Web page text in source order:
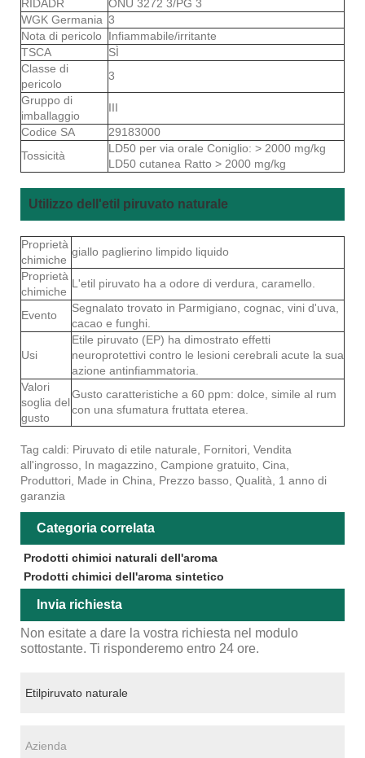
RIDADR
ONU 3272 3/PG 3
WGK Germania 3
Nota di pericolo
Infiammabile/irritante
TSCA
SÌ
Classe di
pericolo
3
Gruppo di
imballaggio
III
Codice SA
29183000
Tossicità
LD50 per via orale Coniglio: > 2000 mg/kg
LD50 cutanea Ratto > 2000 mg/kg
Utilizzo dell'etil piruvato naturale
Proprietà
chimiche
giallo paglierino limpido liquido
Proprietà
chimiche
L'etil piruvato ha a odore di verdura, caramello.
Evento
Segnalato trovato in Parmigiano, cognac, vini d'uva,
cacao e funghi.
Usi
Etile piruvato (EP) ha dimostrato effetti
neuroprotettivi contro le lesioni cerebrali acute la sua
azione antinfiammatoria.
Valori
soglia del
gusto
Gusto caratteristiche a 60 ppm: dolce, simile al rum
con una sfumatura fruttata eterea.
Tag caldi: Piruvato di etile naturale, Fornitori, Vendita
all'ingrosso, In magazzino, Campione gratuito, Cina,
Produttori, Made in China, Prezzo basso, Qualità, 1 anno di
garanzia
Categoria correlata
Prodotti chimici naturali dell'aroma
Prodotti chimici dell'aroma sintetico
Invia richiesta
Non esitate a dare la vostra richiesta nel modulo
sottostante. Ti risponderemo entro 24 ore.